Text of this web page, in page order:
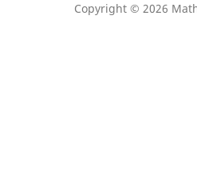
Copyright © 2026